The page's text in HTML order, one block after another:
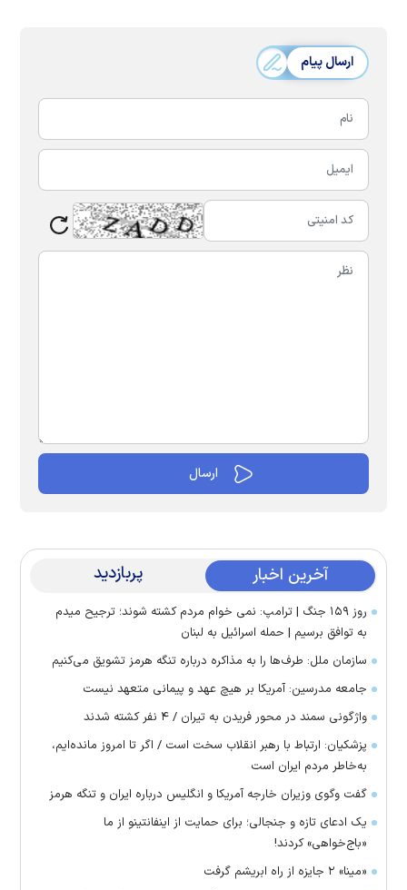
ارسال پیام
آخرین اخبار پربازدید
روز ۱۵۹ جنگ | ترامپ: نمی خوام مردم کشته شوند؛ ترجیح میدم
به توافق برسیم | حمله اسرائیل به لبنان
سازمان ملل: طرف‌ها را به مذاکره درباره تنگه هرمز تشویق می‌کنیم
جامعه مدرسین: آمریکا بر هیچ عهد و پیمانی متعهد نیست
واژگونی سمند در محور فریدن به تیران / ۴ نفر کشته شدند
پزشکیان: ارتباط با رهبر انقلاب سخت است / اگر تا امروز مانده‌ایم،
به‌خاطر مردم ایران است
گفت وگوی وزیران خارجه آمریکا و انگلیس درباره ایران و تنگه هرمز
یک ادعای تازه و جنجالی؛ برای حمایت از اینفانتینو از ما
«باج‌خواهی» کردند!
«مینا» ۲ جایزه از راه ابریشم گرفت